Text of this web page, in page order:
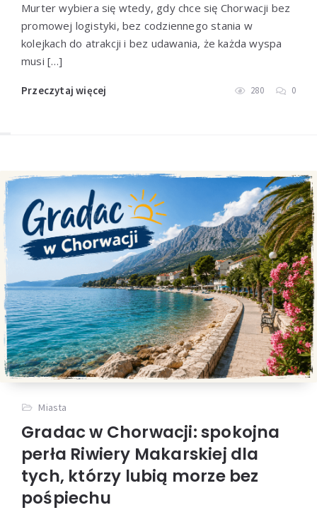
Murter wybiera się wtedy, gdy chce się Chorwacji bez
promowej logistyki, bez codziennego stania w
kolejkach do atrakcji i bez udawania, że każda wyspa
musi […]
Przeczytaj więcej 280 0
Miasta
Gradac w Chorwacji: spokojna
perła Riwiery Makarskiej dla
tych, którzy lubią morze bez
pośpiechu